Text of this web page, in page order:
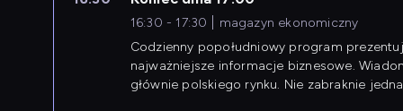
16:30 - 17:30
magazyn ekonomiczny
Codzienny popołudniowy program
najważniejsze informacje biznesowe.
głównie polskiego rynku. Nie zabraknie